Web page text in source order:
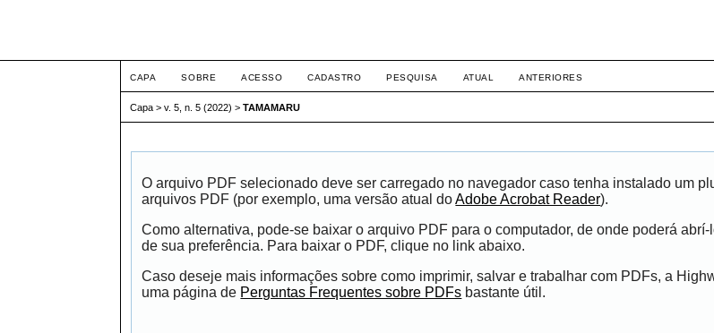
CAPA SOBRE ACESSO CADASTRO PESQUISA ATUAL ANTERIORES
Capa >v. 5, n. 5 (2022) >TAMAMARU
O arquivo PDF selecionado deve ser carregado no navegador caso tenha instalado um
arquivos PDF (por exemplo, uma versão atual doAdobe Acrobat Reader).
Como alternativa, pode-se baixar o arquivo PDF para o computador, de onde poderá
de sua preferência. Para baixar o PDF, clique no link abaixo.
Caso deseje mais informações sobre como imprimir, salvar e trabalhar com PDFs, a
uma página de Perguntas Frequentes sobre PDFs bastante útil.